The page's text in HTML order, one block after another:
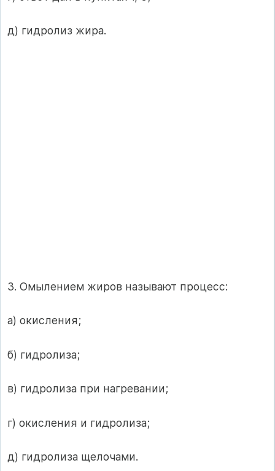
д) гидролиз жира.
3. Омылением жиров называют процесс:
а) окисления;
б) гидролиза;
в) гидролиза при нагревании;
г) окисления и гидролиза;
д) гидролиза щелочами.